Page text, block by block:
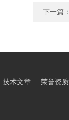
下一篇
技术文章 荣誉资质